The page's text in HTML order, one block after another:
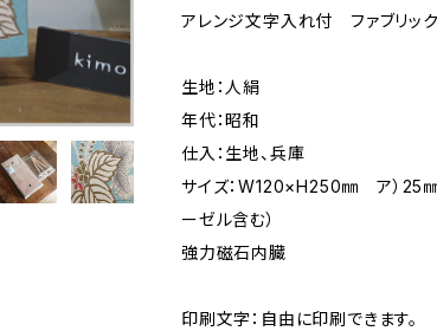
アレンジ文字入れ付 ファブリッ
生地：人絹
年代：昭和
仕入：生地、兵庫
サイズ：W120×H250㎜ ア）
ーゼル含む）
強力磁石内臓
印刷文字：自由に印刷できます。